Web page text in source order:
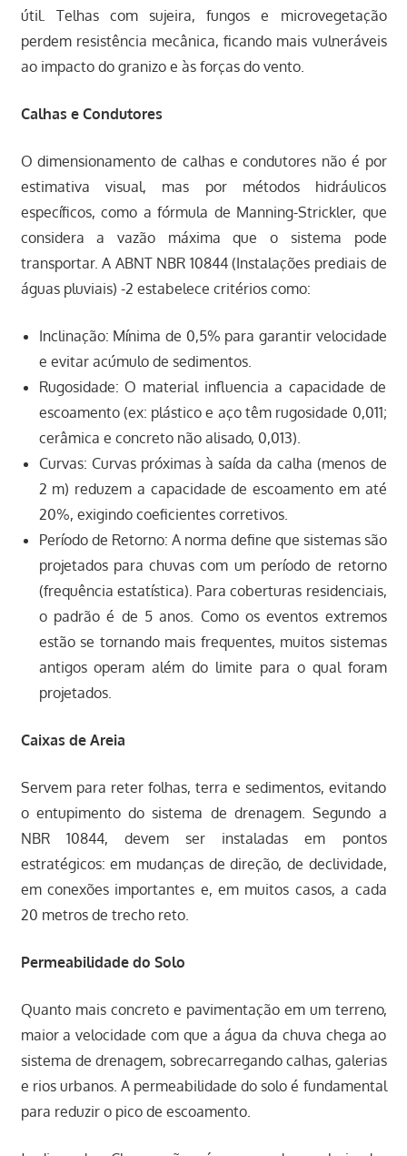
útil. Telhas com sujeira, fungos e microvegetação
perdem resistência mecânica, ficando mais vulneráveis
ao impacto do granizo e às forças do vento.
Calhas e Condutores
O dimensionamento de calhas e condutores não é por
estimativa visual, mas por métodos hidráulicos
específicos, como a fórmula de Manning-Strickler, que
considera a vazão máxima que o sistema pode
transportar. A ABNT NBR 10844 (Instalações prediais de
águas pluviais) -2 estabelece critérios como:
Inclinação: Mínima de 0,5% para garantir velocidade
e evitar acúmulo de sedimentos.
Rugosidade: O material influencia a capacidade de
escoamento (ex: plástico e aço têm rugosidade 0,011;
cerâmica e concreto não alisado, 0,013).
Curvas: Curvas próximas à saída da calha (menos de
2 m) reduzem a capacidade de escoamento em até
20%, exigindo coeficientes corretivos.
Período de Retorno: A norma define que sistemas são
projetados para chuvas com um período de retorno
(frequência estatística). Para coberturas residenciais,
o padrão é de 5 anos. Como os eventos extremos
estão se tornando mais frequentes, muitos sistemas
antigos operam além do limite para o qual foram
projetados.
Caixas de Areia
Servem para reter folhas, terra e sedimentos, evitando
o entupimento do sistema de drenagem. Segundo a
NBR 10844, devem ser instaladas em pontos
estratégicos: em mudanças de direção, de declividade,
em conexões importantes e, em muitos casos, a cada
20 metros de trecho reto.
Permeabilidade do Solo
Quanto mais concreto e pavimentação em um terreno,
maior a velocidade com que a água da chuva chega ao
sistema de drenagem, sobrecarregando calhas, galerias
e rios urbanos. A permeabilidade do solo é fundamental
para reduzir o pico de escoamento.